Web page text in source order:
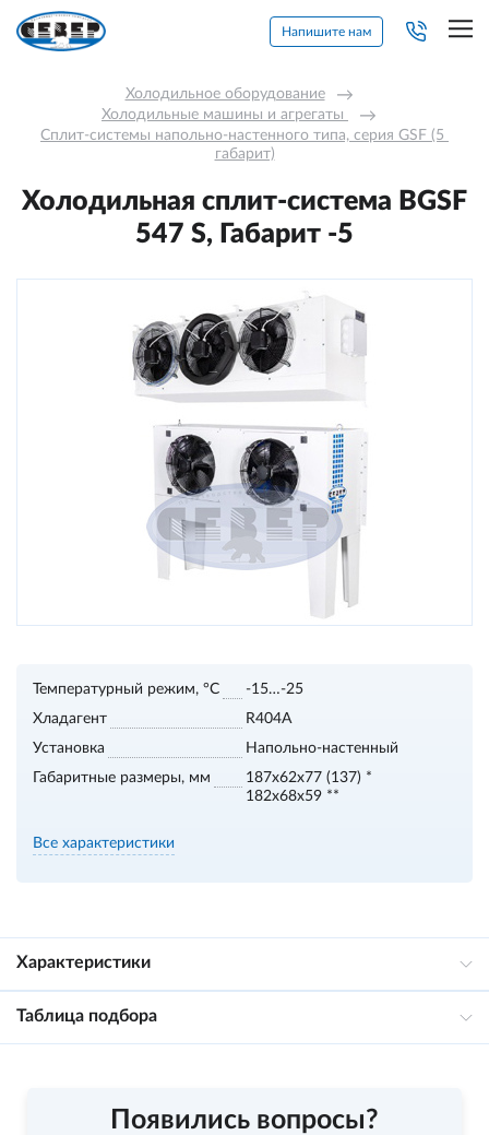
Напишите нам
Холодильное оборудование →
Холодильные машины и агрегаты →
Сплит-системы напольно-настенного типа, серия GSF (5
габарит)
Холодильная сплит-система BGSF
547 S, Габарит -5
Температурный режим, °С
-15…-25
Хладагент
R404A
Установка
Напольно-настенный
Габаритные размеры, мм
187х62х77 (137) *
182х68х59 **
Все характеристики
Характеристики
Таблица подбора
Появились вопросы?